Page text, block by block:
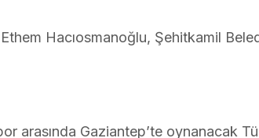
Hacıosmanoğlu, Şehitkamil
arasında Gaziantep’te oynanacak